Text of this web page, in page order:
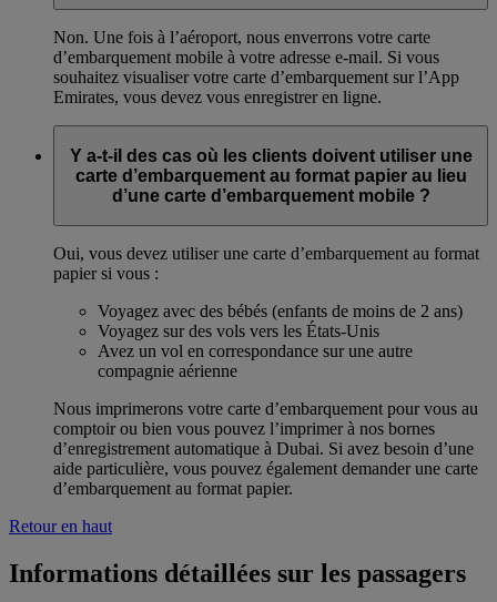
Non. Une fois à l’aéroport, nous enverrons votre carte
d’embarquement mobile à votre adresse e-mail. Si vous
souhaitez visualiser votre carte d’embarquement sur l’App
Emirates, vous devez vous enregistrer en ligne.
Y a-t-il des cas où les clients doivent utiliser une
carte d’embarquement au format papier au lieu
d’une carte d’embarquement mobile ?
Oui, vous devez utiliser une carte d’embarquement au format
papier si vous :
Voyagez avec des bébés (enfants de moins de 2 ans)
Voyagez sur des vols vers les États-Unis
Avez un vol en correspondance sur une autre
compagnie aérienne
Nous imprimerons votre carte d’embarquement pour vous au
comptoir ou bien vous pouvez l’imprimer à nos bornes
d’enregistrement automatique à Dubai. Si avez besoin d’une
aide particulière, vous pouvez également demander une carte
d’embarquement au format papier.
Retour en haut
Informations détaillées sur les passagers